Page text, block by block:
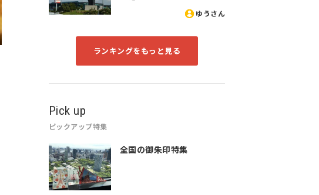
ゆうさん
ランキングをもっと見る
Pick up
ピックアップ特集
全国の御朱印特集